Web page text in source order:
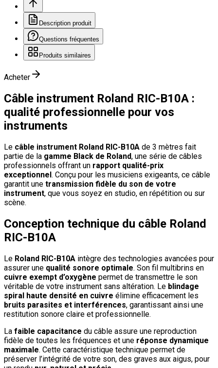
Description produit
Questions fréquentes
Produits similaires
Acheter
Câble instrument Roland RIC-B10A :
qualité professionnelle pour vos
instruments
Le câble instrument Roland RIC-B10A de 3 mètres fait
partie de la gamme Black de Roland, une série de câbles
professionnels offrant un rapport qualité-prix
exceptionnel. Conçu pour les musiciens exigeants, ce câble
garantit une transmission fidèle du son de votre
instrument, que vous soyez en studio, en répétition ou sur
scène.
Conception technique du câble Roland
RIC-B10A
Le Roland RIC-B10A intègre des technologies avancées pour
assurer une qualité sonore optimale. Son fil multibrins en
cuivre exempt d’oxygène permet de transmettre le son
véritable de votre instrument sans altération. Le blindage
spiral haute densité en cuivre élimine efficacement les
bruits parasites et interférences, garantissant ainsi une
restitution sonore claire et professionnelle.
La faible capacitance du câble assure une reproduction
fidèle de toutes les fréquences et une réponse dynamique
maximale. Cette caractéristique technique permet de
préserver l’intégrité de votre son, des graves aux aigus, pour